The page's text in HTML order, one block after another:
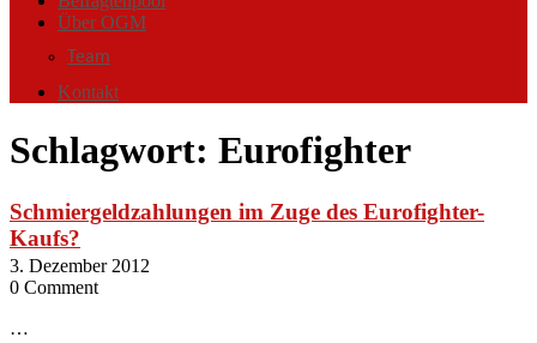
Über OGM
Team
Kontakt
Schlagwort: Eurofighter
Schmiergeldzahlungen im Zuge des Eurofighter-
Kaufs?
3. Dezember 2012
0 Comment
…